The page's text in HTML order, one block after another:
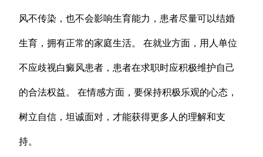
风不传染，也不会影响生育能力，患者尽量可以结婚
生育，拥有正常的家庭生活。 在就业方面，用人单位
不应歧视白癜风患者，患者在求职时应积极维护自己
的合法权益。 在情感方面，要保持积极乐观的心态，
树立自信，坦诚面对，才能获得更多人的理解和支
持。